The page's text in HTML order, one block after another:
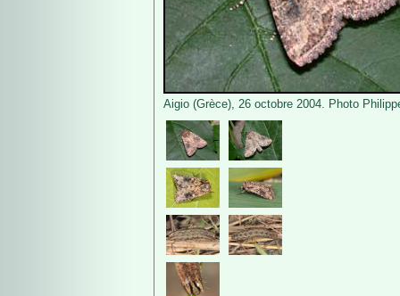
Aigio (Grèce), 26 octobre 2004. Photo